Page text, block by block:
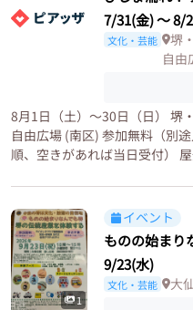
7/31(金)〜8/
文化・芸能
堺
自由
8月1日（土）〜30日（日） 堺
自由広場 (南区) 参加無料（別
順、空きがあれば当日受付）
1
イベント
ものの始ま
9/23(水)
文化・芸能 大